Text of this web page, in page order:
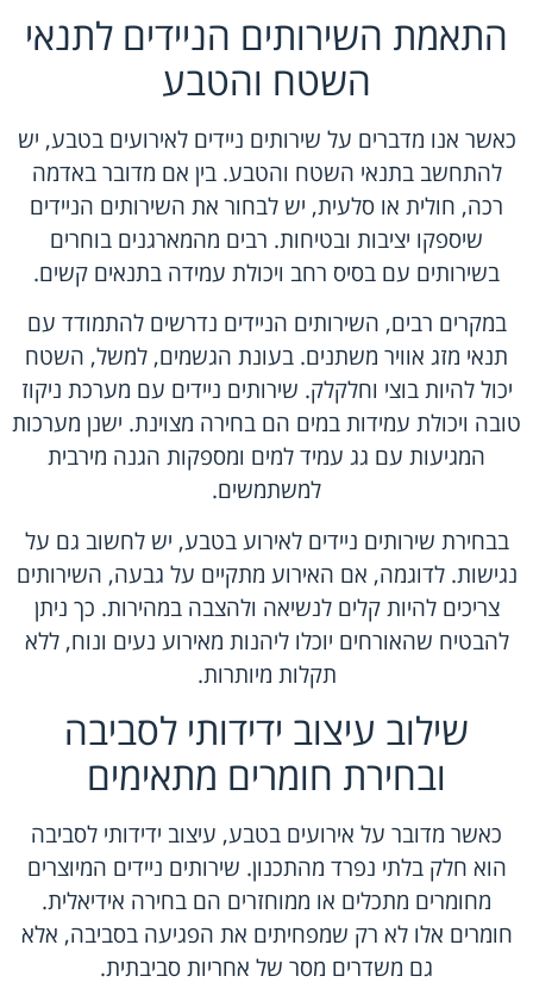
התאמת השירותים הניידים לתנאי
השטח והטבע
כאשר אנו מדברים על שירותים ניידים לאירועים בטבע, יש
להתחשב בתנאי השטח והטבע. בין אם מדובר באדמה
רכה, חולית או סלעית, יש לבחור את השירותים הניידים
שיספקו יציבות ובטיחות. רבים מהמארגנים בוחרים
בשירותים עם בסיס רחב ויכולת עמידה בתנאים קשים.
במקרים רבים, השירותים הניידים נדרשים להתמודד עם
תנאי מזג אוויר משתנים. בעונת הגשמים, למשל, השטח
יכול להיות בוצי וחלקלק. שירותים ניידים עם מערכת ניקוז
טובה ויכולת עמידות במים הם בחירה מצוינת. ישנן מערכות
המגיעות עם גג עמיד למים ומספקות הגנה מירבית
למשתמשים.
בבחירת שירותים ניידים לאירוע בטבע, יש לחשוב גם על
נגישות. לדוגמה, אם האירוע מתקיים על גבעה, השירותים
צריכים להיות קלים לנשיאה ולהצבה במהירות. כך ניתן
להבטיח שהאורחים יוכלו ליהנות מאירוע נעים ונוח, ללא
תקלות מיותרות.
שילוב עיצוב ידידותי לסביבה
ובחירת חומרים מתאימים
כאשר מדובר על אירועים בטבע, עיצוב ידידותי לסביבה
הוא חלק בלתי נפרד מהתכנון. שירותים ניידים המיוצרים
מחומרים מתכלים או ממוחזרים הם בחירה אידיאלית.
חומרים אלו לא רק שמפחיתים את הפגיעה בסביבה, אלא
גם משדרים מסר של אחריות סביבתית.